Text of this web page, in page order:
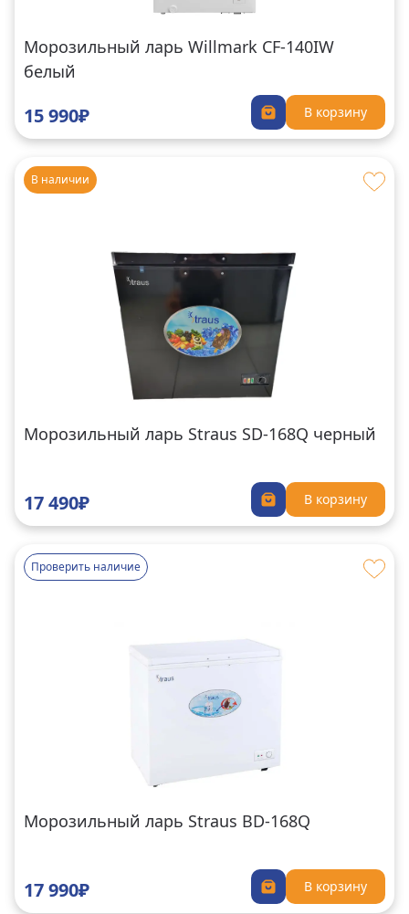
Морозильный ларь Willmark CF-140IW
белый
15 990₽ В корзину
В наличии
Морозильный ларь Straus SD-168Q черный
17 490₽ В корзину
Проверить наличие
Морозильный ларь Straus BD-168Q
17 990₽ В корзину